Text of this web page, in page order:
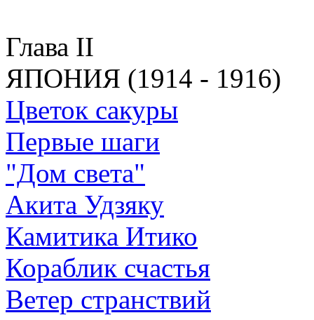
Глава II
ЯПОНИЯ (1914 - 1916)
Цветок сакуры
Первые шаги
"Дом света"
Акита Удзяку
Камитика Итико
Кораблик счастья
Ветер странствий